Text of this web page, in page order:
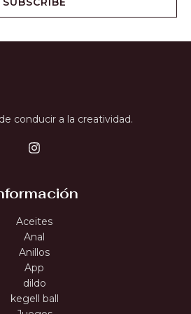
conducir a la creatividad.
Aceites
Anal
Anillos
App
dildo
kegell ball